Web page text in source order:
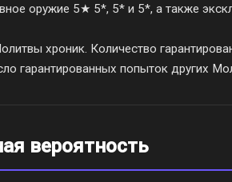
оружие 5★ 5*, 5* и 5*, а также
хроник. Количество
гарантированных попыток других
вероятность